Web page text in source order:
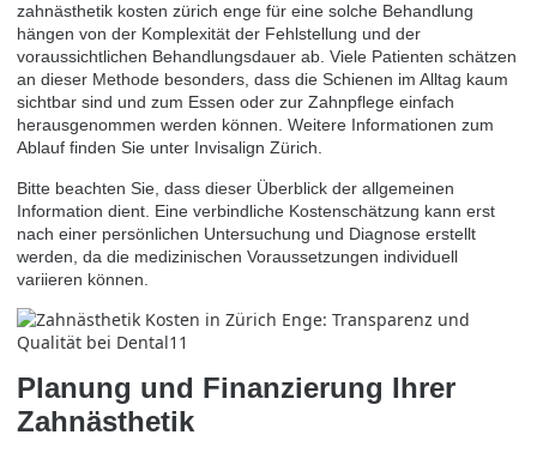
zahnästhetik kosten zürich enge für eine solche Behandlung
hängen von der Komplexität der Fehlstellung und der
voraussichtlichen Behandlungsdauer ab. Viele Patienten schätzen
an dieser Methode besonders, dass die Schienen im Alltag kaum
sichtbar sind und zum Essen oder zur Zahnpflege einfach
herausgenommen werden können. Weitere Informationen zum
Ablauf finden Sie unter Invisalign Zürich.
Bitte beachten Sie, dass dieser Überblick der allgemeinen
Information dient. Eine verbindliche Kostenschätzung kann erst
nach einer persönlichen Untersuchung und Diagnose erstellt
werden, da die medizinischen Voraussetzungen individuell
variieren können.
Planung und Finanzierung Ihrer
Zahnästhetik